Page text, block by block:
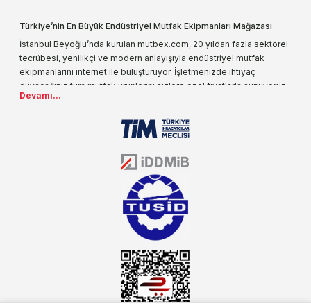
Türkiye’nin En Büyük Endüstriyel Mutfak Ekipmanları Mağazası
İstanbul Beyoğlu’nda kurulan mutbex.com, 20 yıldan fazla sektörel
tecrübesi, yenilikçi ve modern anlayışıyla endüstriyel mutfak
ekipmanlarını internet ile buluşturuyor. İşletmenizde ihtiyaç
duyacağınız tüm mutfak ürünlerini sizlere özel fiyatlarla sunuyoruz.
Endüstriyel mutfak malzemesi deyince akla gelen ilk adreslerden
sektörün farklı alanlarında da faliyet gösteren mutbex.com,
Öztiryakiler resmi bayisidir. Öztiryakiler ürünleri üzerinde büyük bir
donanıma sahip ekibi ile müşterilerine koşulsuz destek sunan
mutbex.com ile endüstriyel mutfak malzemeleri konusunda
alacağınız hizmet standartların her zaman üstünde olacaktır.
Devamı...